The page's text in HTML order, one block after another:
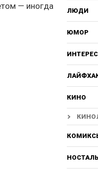
— иногда
ЛЮДИ
ЮМОР
КИНО